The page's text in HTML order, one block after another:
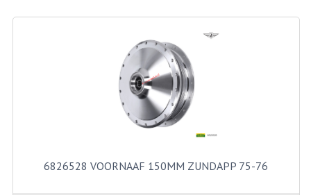
REMMEN EN WIELEN
AANDRIJVERS EN LAGERS
ASSEN EN BUSSEN
REMDELEN
6826528 VOORNAAF 150MM ZUNDAPP 75-76